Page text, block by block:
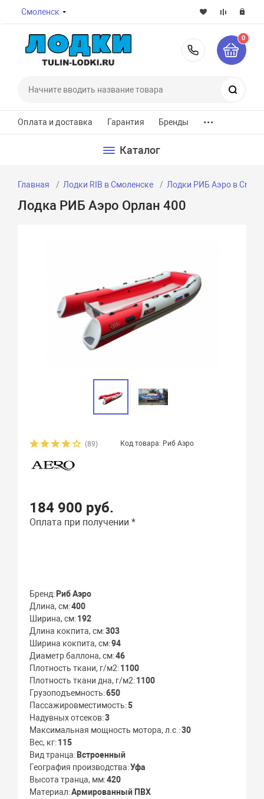
Смоленск
8-800-
0
Оплата и доставка Гарантия Бренды ...
Каталог
Главная Лодки RIB в Смоленске Лодки РИБ Аэро в
Лодка РИБ Аэро Орлан 400
(89) Код товара: Риб Аэро
184 900 руб.
Оплата при получении *
Бренд Риб Аэро
Длина, см 400
Ширина, см 192
Длина кокпита, см 303
Ширина кокпита, см 94
Диаметр баллона, см 46
Плотность ткани, г/м2 1100
Плотность ткани дна, г/м2 1100
Грузоподъемность 650
Пассажировместимость 5
Надувных отсеков 3
Максимальная мощность мотора, л.с. 30
Вес, кг 115
Вид транца Встроенный
География производства Уфа
Высота транца, мм 420
Материал Армированный ПВХ